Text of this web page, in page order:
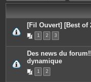
[Fil Ouvert] [Best of
1 2 3
Des news du
dynamique
1 2